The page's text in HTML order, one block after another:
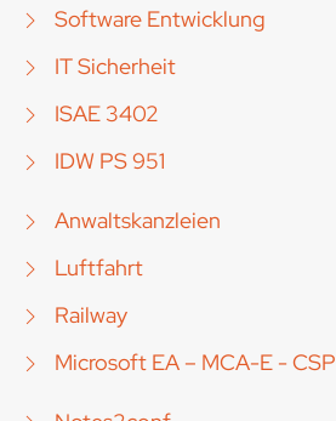
Software Entwicklung
IT Sicherheit
ISAE 3402
IDW PS 951
Anwaltskanzleien
Luftfahrt
Railway
Microsoft EA – MCA-E - CSP